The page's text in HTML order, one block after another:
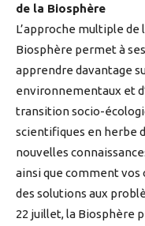
de la Biosphère
L’approche multiple
Biosphère permet à
apprendre davantage
environnementaux et
transition socio-
scientifiques en herbe
nouvelles
ainsi que comment
des solutions aux
22 juillet, la Biosphère